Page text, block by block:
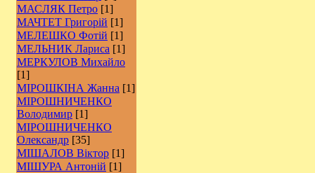
МАСЛЯК Петро [1]
МАЧТЕТ Григорій [1]
МЕЛЕШКО Фотій [1]
МЕЛЬНИК Лариса [1]
МЕРКУЛОВ Михайло
[1]
МІРОШКІНА Жанна [1]
МІРОШНИЧЕНКО
Володимир [1]
МІРОШНИЧЕНКО
Олександр [35]
МІШАЛОВ Віктор [1]
МІШУРА Антоній [1]